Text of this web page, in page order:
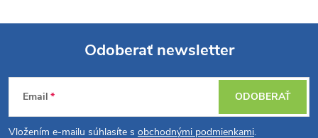
Z
á
Odoberať newsletter
Email
Vložením e-mailu súhlasíte s obchodnými podmienkami.
ODOBERAŤ